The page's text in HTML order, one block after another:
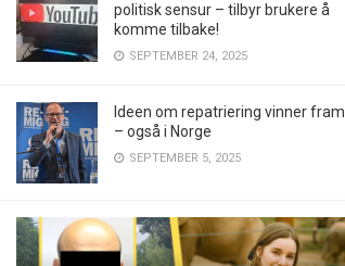
politisk sensur – tilbyr brukere å
komme tilbake!
SEPTEMBER 24, 2025
Ideen om repatriering vinner fram
– også i Norge
SEPTEMBER 5, 2025